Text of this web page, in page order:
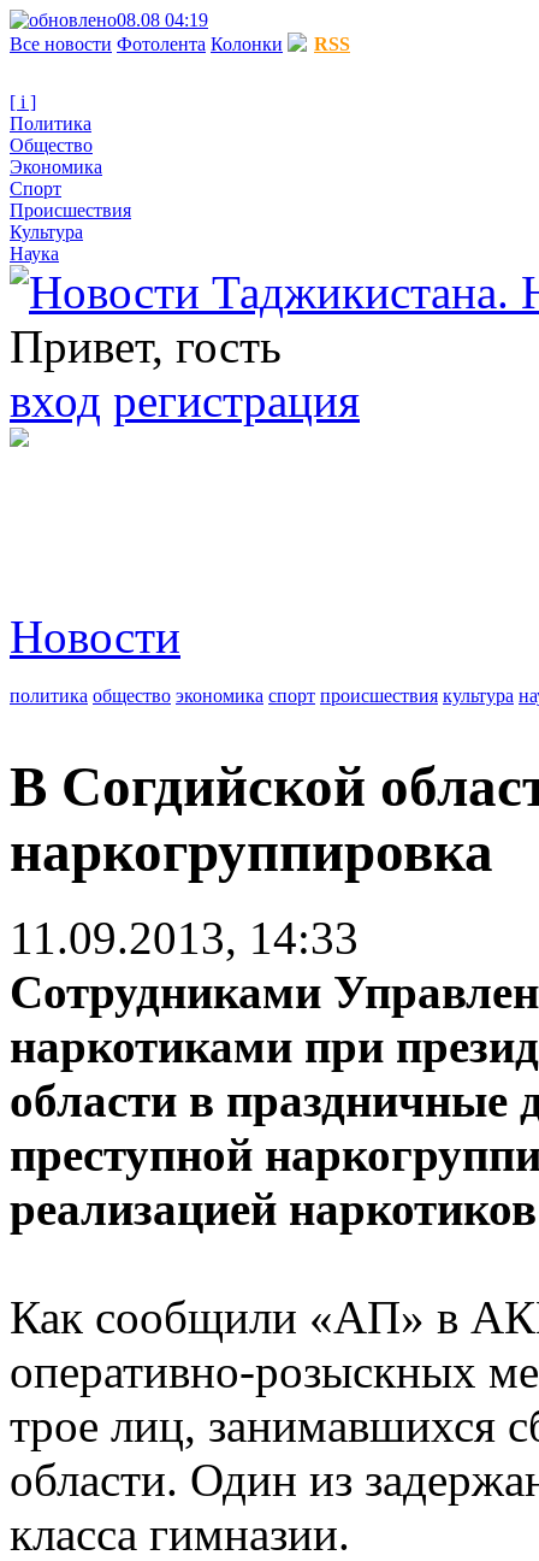
08.08 04:19
Все новости Фотолента Колонки RSS
[ i ]
Политика
Общество
Экономика
Спорт
Происшествия
Культура
Наука
Привет, гость
вход регистрация
Новости
политика общество экономика спорт происшествия культура
В Согдийской
наркогруппировка
11.09.2013, 14:33
Сотрудниками
наркотиками при
области в праздничные
преступной
реализацией
Как сообщили «АП» в
оперативно-розыскных
трое лиц, занимавшихся
области. Один из
класса гимназии.